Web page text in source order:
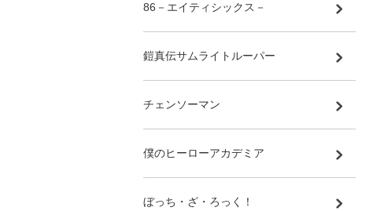
86－エイティシックス－
鎧真伝サムライトルーパー
チェンソーマン
僕のヒーローアカデミア
ぼっち・ざ・ろっく！